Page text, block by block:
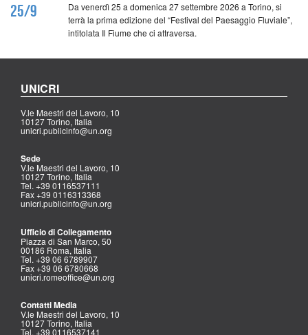
25/9
Da venerdì 25 a domenica 27 settembre 2026 a Torino, si
terrà la prima edizione del “Festival del Paesaggio Fluviale”,
intitolata Il Fiume che ci attraversa.
UNICRI
V.le Maestri del Lavoro, 10
10127 Torino, Italia
unicri.publicinfo@un.org
Sede
V.le Maestri del Lavoro, 10
10127 Torino, Italia
Tel. +39 0116537111
Fax +39 0116313368
unicri.publicinfo@un.org
Ufficio di Collegamento
Piazza di San Marco, 50
00186 Roma, Italia
Tel. +39 06 6789907
Fax +39 06 6780668
unicri.romeoffice@un.org
Contatti Media
V.le Maestri del Lavoro, 10
10127 Torino, Italia
Tel. +39 0116537141